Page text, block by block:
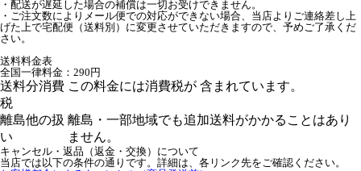
・配送が遅延した場合の補償は一切お受けできません。
・ご注文数によりメール便での対応ができない場合、当店よりご連絡差し上
げた上で宅配便（送料別）に変更させていただきますので、予めご了承くだ
さい。
送料料金表
全国一律料金：290円
送料分消費
税
この料金には消費税が 含まれています。
離島他の扱
い
離島・一部地域でも追加送料がかかることはあり
ません。
キャンセル・返品（返金・交換）について
当店では以下の条件の通りです。詳細は、各リンク先をご確認ください。